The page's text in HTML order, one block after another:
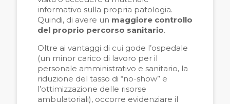
informativo sulla propria patologia.
Quindi, di avere un maggiore controllo
del proprio percorso sanitario.
Oltre ai vantaggi di cui gode l’ospedale
(un minor carico di lavoro per il
personale amministrativo e sanitario, la
riduzione del tasso di “no-show” e
l’ottimizzazione delle risorse
ambulatoriali), occorre evidenziare il